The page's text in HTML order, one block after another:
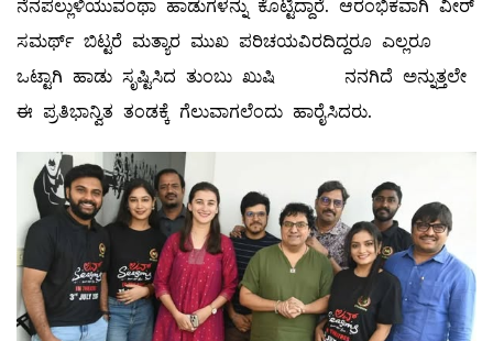
ನೆನಪಲ್ಲುಳಿಯುವಂಥಾ ಹಾಡುಗಳನ್ನು ಕೊಟ್ಟಿದ್ದಾರೆ. ಆರಂಭಿಕವಾಗಿ ವೀರ್
ಸಮರ್ಥ್ ಬಿಟ್ಟರೆ ಮತ್ಯಾರ ಮುಖ ಪರಿಚಯವಿರದಿದ್ದರೂ ಎಲ್ಲರೂ
ಒಟ್ಟಾಗಿ ಹಾಡು ಸೃಷ್ಟಿಸಿದ ತುಂಬು ಖುಷಿ ನನಗಿದೆ ಅನ್ನುತ್ತಲೇ
ಈ ಪ್ರತಿಭಾನ್ವಿತ ತಂಡಕ್ಕೆ ಗೆಲುವಾಗಲೆಂದು ಹಾರೈಸಿದರು.